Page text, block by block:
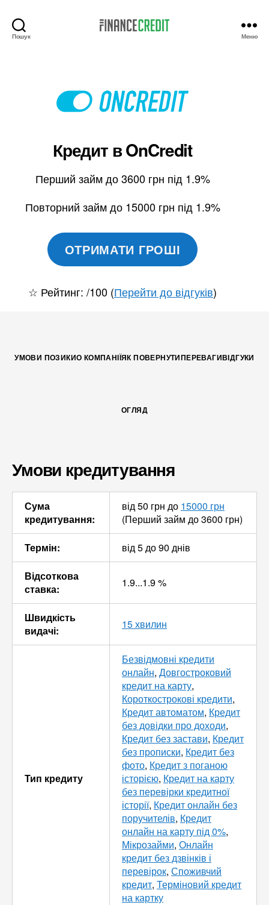
Пошук Меню
Кредит вOnCredit
Перший займ до 3600 грн під 1.9%
Повторний займ до 15000 грн під 1.9%
ОТРИМАТИ ГРОШІ
☆ Рейтинг: /100 (Перейти до відгуків)
УМОВИ ПОЗИКИО КОМПАНІЇЯК ПОВЕРНУТИПЕРЕВАГИВІДГУКИ
ОГЛЯД
Умови кредитування
Сума
кредитування:
від 50 грн до 15000 грн
(Перший займ до 3600 грн)
Термін: від 5 до 90 днів
Відсоткова
ставка:
1.9...1.9 %
Швидкість
видачі:
15 хвилин
Тип кредиту
Безвідмовні кредити
онлайн, Довгостроковий
кредит на карту,
Короткострокові кредити,
Кредит автоматом, Кредит
без довідки про доходи,
Кредит без застави, Кредит
без прописки, Кредит без
фото, Кредит з поганою
історією, Кредит на карту
без перевірки кредитної
історії, Кредит онлайн без
поручителів, Кредит
онлайн на карту під 0%,
Мікрозайми, Онлайн
кредит без дзвінків і
перевірок, Споживчий
кредит, Терміновий кредит
на картку